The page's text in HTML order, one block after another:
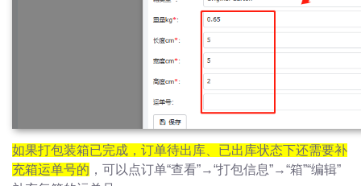
如果打包装箱已完成，订单待出库、已出库状态下还需要补
充箱运单号的 ，可以点订单“查看”→“打包信息”→“箱”“编辑”